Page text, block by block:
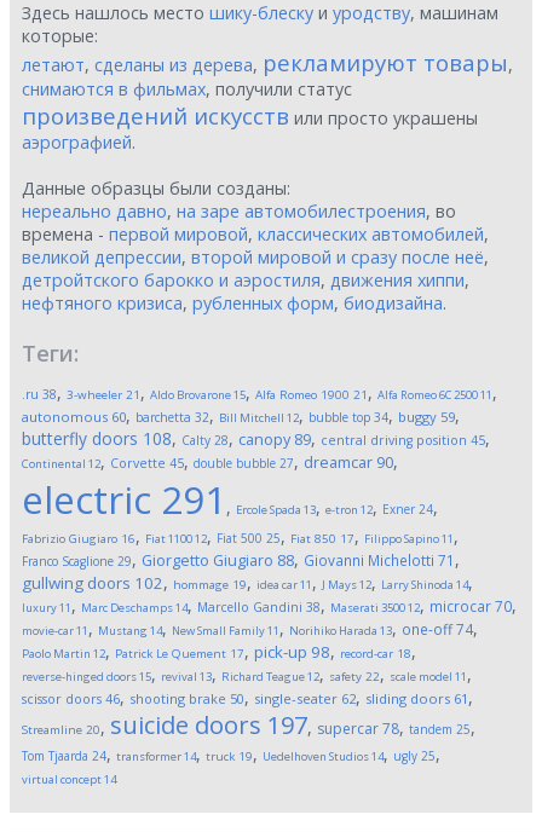
Здесь нашлось место шику-блеску и уродству, машинам
которые:
летают, сделаны из дерева, рекламируют товары,
снимаются в фильмах, получили статус
произведений искусств или просто украшены
аэрографией.
Данные образцы были созданы:
нереально давно, на заре автомобилестроения, во
времена - первой мировой, классических автомобилей,
великой депрессии, второй мировой и сразу после неё,
детройтского барокко и аэростиля, движения хиппи,
нефтяного кризиса, рубленных форм, биодизайна.
Теги:
.ru 38, 3-wheeler 21 , Aldo Brovarone15, Alfa Romeo 1900 21 , Alfa Romeo 6C 250011 ,
autonomous 60, barchetta 32, Bill Mitchell 12, bubble top 34, buggy 59,
butterfly doors 108, Calty 28, canopy 89, central driving position 45,
Continental 12, Corvette 45, double bubble 27, dreamcar 90,
electric 291 , Ercole Spada 13, e-tron 12, Exner 24,
Fabrizio Giugiaro 16, Fiat 110012, Fiat 500 25, Fiat 850 17, Filippo Sapino11 ,
Franco Scaglione 29, Giorgetto Giugiaro 88, Giovanni Michelotti 71 ,
gullwing doors 102, hommage 19, idea car11 , J Mays12, Larry Shinoda 14,
luxury11 , Marc Deschamps14, Marcello Gandini 38, Maserati 350012, microcar70,
movie-car11 , Mustang 14, New Small Family11 , Norihiko Harada 13, one-off74,
Paolo Martin 12, Patrick Le Quement 17, pick-up 98, record-car 18,
reverse-hinged doors15, revival 13, Richard Teague12, safety 22, scale model 11 ,
scissor doors 46, shooting brake 50, single-seater 62, sliding doors 61 ,
Streamline 20, suicide doors 197, supercar78, tandem 25,
Tom Tjaarda 24, transformer14, truck 19, Uedelhoven Studios14, ugly 25,
virtual concept14